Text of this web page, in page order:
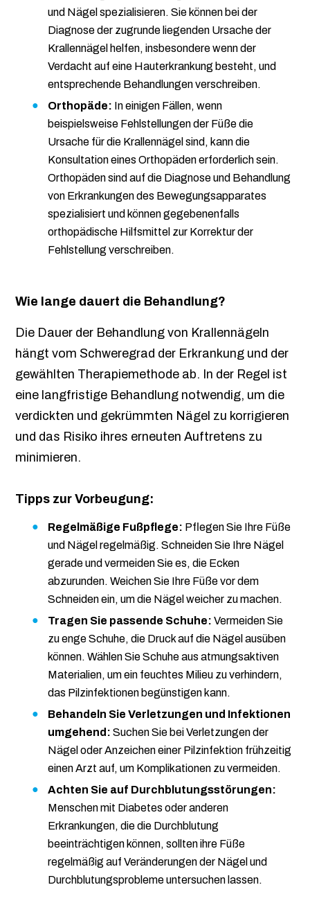
und Nägel spezialisieren. Sie können bei der
Diagnose der zugrunde liegenden Ursache der
Krallennägel helfen, insbesondere wenn der
Verdacht auf eine Hauterkrankung besteht, und
entsprechende Behandlungen verschreiben.
Orthopäde: In einigen Fällen, wenn
beispielsweise Fehlstellungen der Füße die
Ursache für die Krallennägel sind, kann die
Konsultation eines Orthopäden erforderlich sein.
Orthopäden sind auf die Diagnose und Behandlung
von Erkrankungen des Bewegungsapparates
spezialisiert und können gegebenenfalls
orthopädische Hilfsmittel zur Korrektur der
Fehlstellung verschreiben.
Wie lange dauert die Behandlung?
Die Dauer der Behandlung von Krallennägeln
hängt vom Schweregrad der Erkrankung und der
gewählten Therapiemethode ab. In der Regel ist
eine langfristige Behandlung notwendig, um die
verdickten und gekrümmten Nägel zu korrigieren
und das Risiko ihres erneuten Auftretens zu
minimieren.
Tipps zur Vorbeugung:
Regelmäßige Fußpflege: Pflegen Sie Ihre Füße
und Nägel regelmäßig. Schneiden Sie Ihre Nägel
gerade und vermeiden Sie es, die Ecken
abzurunden. Weichen Sie Ihre Füße vor dem
Schneiden ein, um die Nägel weicher zu machen.
Tragen Sie passende Schuhe: Vermeiden Sie
zu enge Schuhe, die Druck auf die Nägel ausüben
können. Wählen Sie Schuhe aus atmungsaktiven
Materialien, um ein feuchtes Milieu zu verhindern,
das Pilzinfektionen begünstigen kann.
Behandeln Sie Verletzungen und Infektionen
umgehend: Suchen Sie bei Verletzungen der
Nägel oder Anzeichen einer Pilzinfektion frühzeitig
einen Arzt auf, um Komplikationen zu vermeiden.
Achten Sie auf Durchblutungsstörungen:
Menschen mit Diabetes oder anderen
Erkrankungen, die die Durchblutung
beeinträchtigen können, sollten ihre Füße
regelmäßig auf Veränderungen der Nägel und
Durchblutungsprobleme untersuchen lassen.